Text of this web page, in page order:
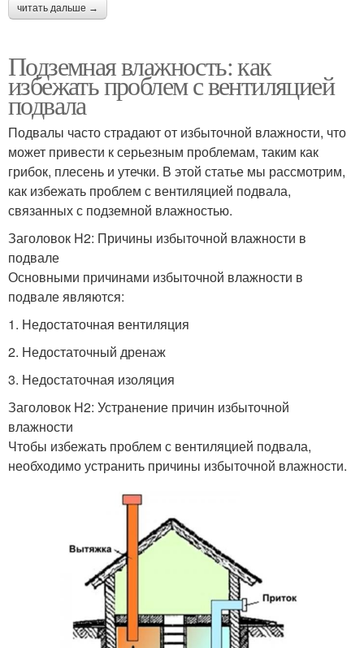
читать дальше →
Подземная влажность: как
избежать проблем с вентиляцией
подвала
Подвалы часто страдают от избыточной влажности, что
может привести к серьезным проблемам, таким как
грибок, плесень и утечки. В этой статье мы рассмотрим,
как избежать проблем с вентиляцией подвала,
связанных с подземной влажностью.
Заголовок H2: Причины избыточной влажности в
подвале
Основными причинами избыточной влажности в
подвале являются:
1. Недостаточная вентиляция
2. Недостаточный дренаж
3. Недостаточная изоляция
Заголовок H2: Устранение причин избыточной
влажности
Чтобы избежать проблем с вентиляцией подвала,
необходимо устранить причины избыточной влажности.